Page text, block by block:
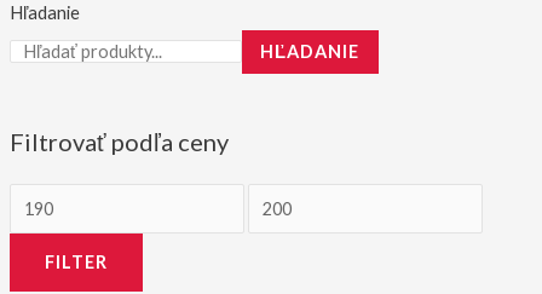
Hľadanie
HĽADANIE
Filtrovať podľa ceny
i
M
a
FILTER